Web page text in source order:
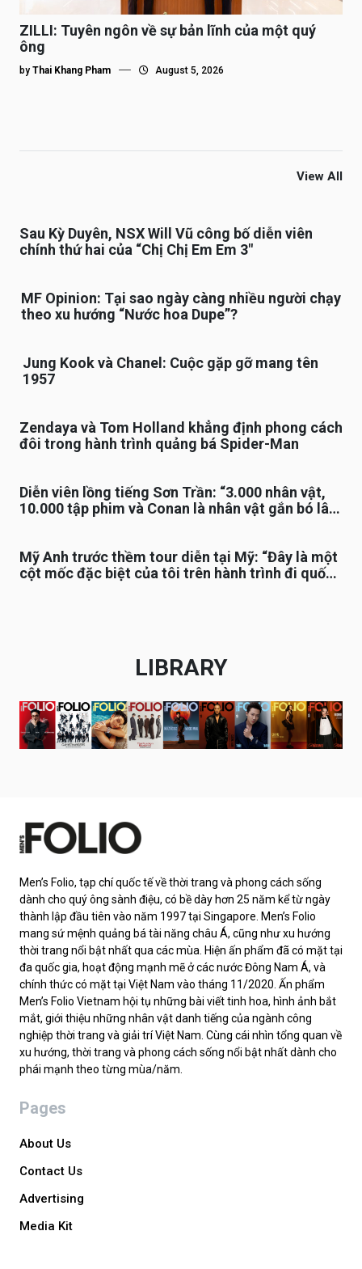
ZILLI: Tuyên ngôn về sự bản lĩnh của một quý
ông
by Thai Khang Pham August 5, 2026
View All
Sau Kỳ Duyên, NSX Will Vũ công bố diễn viên
chính thứ hai của “Chị Chị Em Em 3″
MF Opinion: Tại sao ngày càng nhiều người chạy
theo xu hướng “Nước hoa Dupe”?
Jung Kook và Chanel: Cuộc gặp gỡ mang tên
1957
Zendaya và Tom Holland khẳng định phong cách
đôi trong hành trình quảng bá Spider-Man
Diễn viên lồng tiếng Sơn Trần: “3.000 nhân vật,
10.000 tập phim và Conan là nhân vật gắn bó lâu
Mỹ Anh trước thềm tour diễn tại Mỹ: “Đây là một
cột mốc đặc biệt của tôi trên hành trình đi quốc
LIBRARY
Men’s Folio, tạp chí quốc tế về thời trang và phong cách sống
dành cho quý ông sành điệu, có bề dày hơn 25 năm kể từ ngày
thành lập đầu tiên vào năm 1997 tại Singapore. Men’s Folio
mang sứ mệnh quảng bá tài năng châu Á, cũng như xu hướng
thời trang nổi bật nhất qua các mùa. Hiện ấn phẩm đã có mặt tại
đa quốc gia, hoạt động mạnh mẽ ở các nước Đông Nam Á, và
chính thức có mặt tại Việt Nam vào tháng 11/2020. Ấn phẩm
Men’s Folio Vietnam hội tụ những bài viết tinh hoa, hình ảnh bắt
mắt, giới thiệu những nhân vật danh tiếng của ngành công
nghiệp thời trang và giải trí Việt Nam. Cùng cái nhìn tổng quan về
xu hướng, thời trang và phong cách sống nổi bật nhất dành cho
phái mạnh theo từng mùa/năm.
Pages
About Us
Contact Us
Advertising
Media Kit